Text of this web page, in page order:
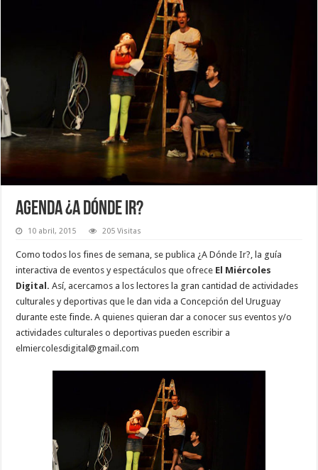
Agenda ¿A dónde ir?
10 abril, 2015 205 Visitas
Como todos los fines de semana, se publica ¿A Dónde Ir?, la guía
interactiva de eventos y espectáculos que ofrece El Miércoles
Digital. Así, acercamos a los lectores la gran cantidad de actividades
culturales y deportivas que le dan vida a Concepción del Uruguay
durante este finde. A quienes quieran dar a conocer sus eventos y/o
actividades culturales o deportivas pueden escribir a
elmiercolesdigital@gmail.com